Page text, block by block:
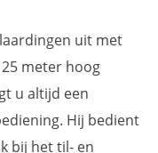
uit met
meter hoog
u altijd een
Hij bedient
bij het til- en